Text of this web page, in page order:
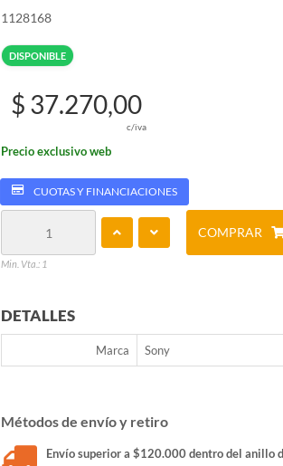
1128168
DISPONIBLE
$ 37.270,00
c/iva
Precio exclusivo web
CUOTAS Y FINANCIACIONES
Min. Vta.: 1
COMPRAR
DETALLES
Marca Sony
Métodos de envío y retiro
Envío superior a $120.000 dentro del anillo